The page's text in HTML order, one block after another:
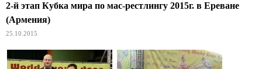
2-й этап Кубка мира по мас-рестлингу 2015г. в Ереване
(Армения)
25.10.2015